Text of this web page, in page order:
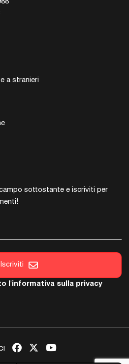
a stranieri
sottostante e iscriviti per
Iscriviti
l'informativa sulla privacy